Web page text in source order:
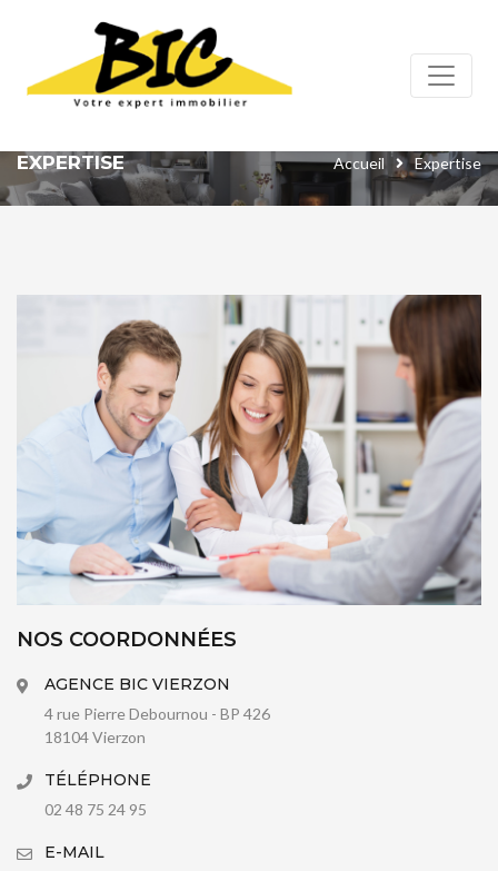
EXPERTISE Accueil Expertise
NOS COORDONNÉES
AGENCE BIC VIERZON
4 rue Pierre Debournou - BP 426
18104 Vierzon
TÉLÉPHONE
02 48 75 24 95
E-MAIL